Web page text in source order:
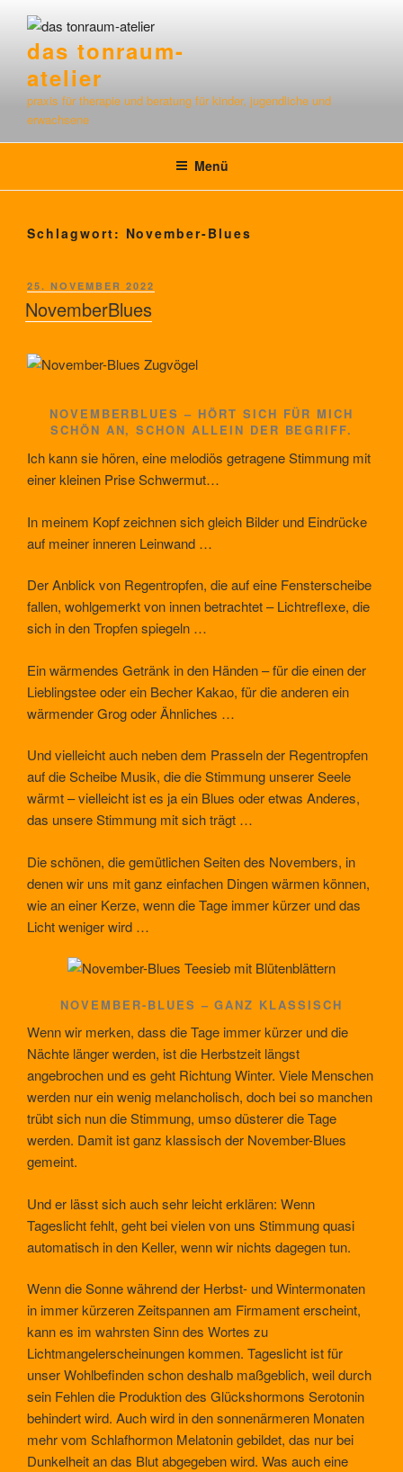
Inhalt
springendas tonraum-
atelier
praxis für therapie und beratung für kinder, jugendliche und
erwachsene
Menü
Schlagwort: November-Blues
VERÖFFENTLICHT
AM
25. NOVEMBER 2022
NovemberBlues
NOVEMBERBLUES – HÖRT SICH FÜR MICH
SCHÖN AN, SCHON ALLEIN DER BEGRIFF.
Ich kann sie hören, eine melodiös getragene Stimmung mit
einer kleinen Prise Schwermut…
In meinem Kopf zeichnen sich gleich Bilder und Eindrücke
auf meiner inneren Leinwand …
Der Anblick von Regentropfen, die auf eine Fensterscheibe
fallen, wohlgemerkt von innen betrachtet – Lichtreflexe, die
sich in den Tropfen spiegeln …
Ein wärmendes Getränk in den Händen – für die einen der
Lieblingstee oder ein Becher Kakao, für die anderen ein
wärmender Grog oder Ähnliches …
Und vielleicht auch neben dem Prasseln der Regentropfen
auf die Scheibe Musik, die die Stimmung unserer Seele
wärmt – vielleicht ist es ja ein Blues oder etwas Anderes,
das unsere Stimmung mit sich trägt …
Die schönen, die gemütlichen Seiten des Novembers, in
denen wir uns mit ganz einfachen Dingen wärmen können,
wie an einer Kerze, wenn die Tage immer kürzer und das
Licht weniger wird …
NOVEMBER-BLUES – GANZ KLASSISCH
Wenn wir merken, dass die Tage immer kürzer und die
Nächte länger werden, ist die Herbstzeit längst
angebrochen und es geht Richtung Winter. Viele Menschen
werden nur ein wenig melancholisch, doch bei so manchen
trübt sich nun die Stimmung, umso düsterer die Tage
werden. Damit ist ganz klassisch der November-Blues
gemeint.
Und er lässt sich auch sehr leicht erklären: Wenn
Tageslicht fehlt, geht bei vielen von uns Stimmung quasi
automatisch in den Keller, wenn wir nichts dagegen tun.
Wenn die Sonne während der Herbst- und Wintermonaten
in immer kürzeren Zeitspannen am Firmament erscheint,
kann es im wahrsten Sinn des Wortes zu
Lichtmangelerscheinungen kommen. Tageslicht ist für
unser Wohlbefinden schon deshalb maßgeblich, weil durch
sein Fehlen die Produktion des Glückshormons Serotonin
behindert wird. Auch wird in den sonnenärmeren Monaten
mehr vom Schlafhormon Melatonin gebildet, das nur bei
Dunkelheit an das Blut abgegeben wird. Was auch eine